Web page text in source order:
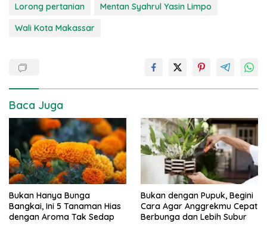
Lorong pertanian
Mentan Syahrul Yasin Limpo
Wali Kota Makassar
Baca Juga
Bukan Hanya Bunga
Bangkai, Ini 5 Tanaman Hias
dengan Aroma Tak Sedap
Bukan dengan Pupuk, Begini
Cara Agar Anggrekmu Cepat
Berbunga dan Lebih Subur